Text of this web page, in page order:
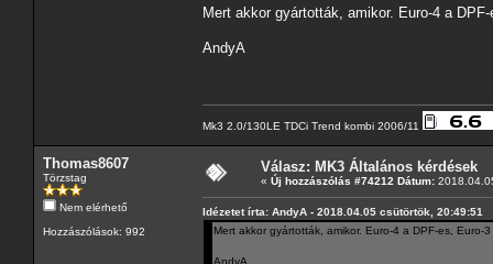
Mert akkor gyártották, amikor. Euro-4 a
AndyA
Mk3 2.0/130LE TDCi Trend kombi 2006/11
Thomas8607
Törzstag
Nem elérhető
Hozzászólások: 992
Válasz: MK3 Általános kérdések
« Új hozzászólás #74212 Dátum:
Idézetet írta: AndyA - 2018.04.05 csütörtök, 20:49:51
Mert akkor gyártották, amikor. Euro-4 a DPF-es, Euro-
AndyA